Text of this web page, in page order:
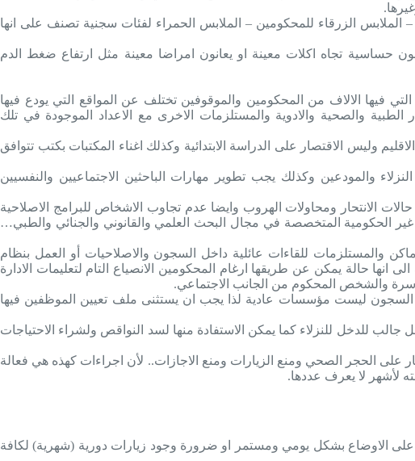
– الملابس الزرقاء للمحكومين – الملابس الحمراء لفئات سجنية تصنف على انها
حساسية تجاه اكلات معينة او يعانون امراضا معينة مثل ارتفاع ضغط الدم
الالاف من المحكومين والموقوفين تختلف عن المواقع التي يودع فيها
والصحية والادوية والمستلزمات الاخرى مع الاعداد الموجودة في تلك
وليس الاقتصار على الدراسة الابتدائية وكذلك اغناء المكتبات بكتب تتوافق
والمودعين وكذلك يجب تطوير مهارات الباحثين الاجتماعيين والنفسيين
الانتحار ومحاولات الهروب وايضا عدم تجاوب الاشخاص للبرامج الاصلاحية
غير الحكومية المتخصصة في مجال البحث العلمي والقانوني والجنائي والطبي…
والمستلزمات للقاءات عائلية داخل السجون والاصلاحيات أو العمل بنظام
حالة يمكن عن طريقها ارغام المحكومين الانصياع التام لتعليمات الادارة
الاسرة والشخص المحكوم من الجانب الاجتماعي.
ليست مؤسسات عادية لذا يجب ان يستثنى ملف تعيين الموظفين فيها
للدخل للنزلاء كما يمكن الاستفادة منها لسد النواقص ولشراء الاحتياجات
على الحجر الصحي ومنع الزيارات ومنع الاجازات.. لأن اجراءات كهذه هي فعالة
على الاوضاع بشكل يومي ومستمر او ضرورة وجود زيارات دورية (شهرية) لكافة